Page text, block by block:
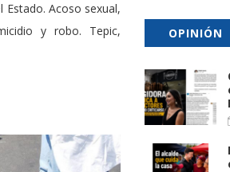
Acoso sexual,
y robo. Tepic,
OPINIÓN